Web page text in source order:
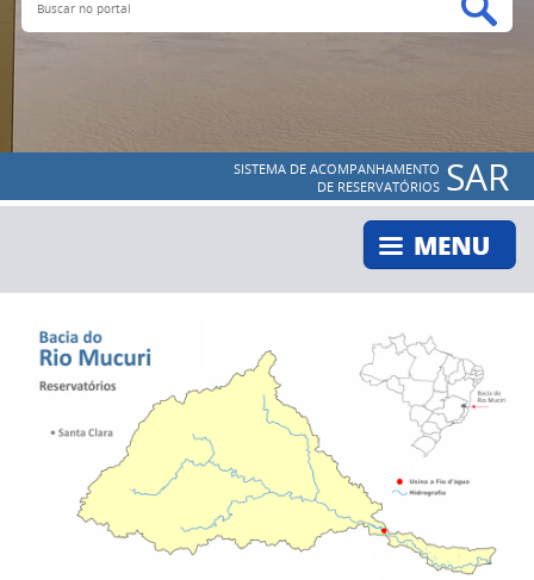
SAR
SISTEMA DE ACOMPANHAMENTO
DE RESERVATÓRIOS